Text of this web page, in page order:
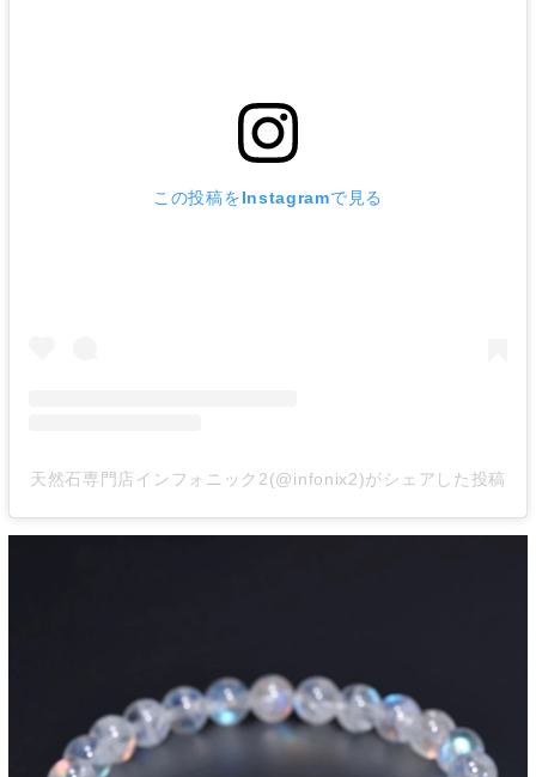
この投稿をInstagramで見る
天然石専門店インフォニック2(@infonix2)がシェアした投稿